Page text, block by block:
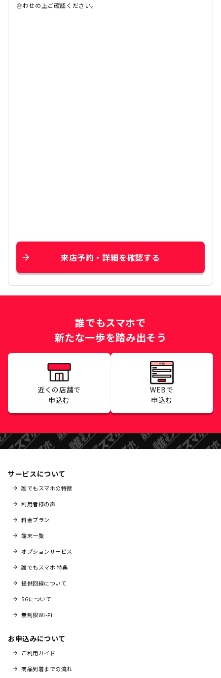
合わせの上ご確認ください。
来店予約・詳細を確認する
誰でもスマホで
新たな一歩を踏み出そう
近くの店舗で
申込む
WEBで
申込む
サービスについて
誰でもスマホの特徴
利用者様の声
料金プラン
端末一覧
オプションサービス
誰でもスマホ 特典
提供回線について
5Gについて
無制限Wi-Fi
お申込みについて
ご利用ガイド
商品到着までの流れ